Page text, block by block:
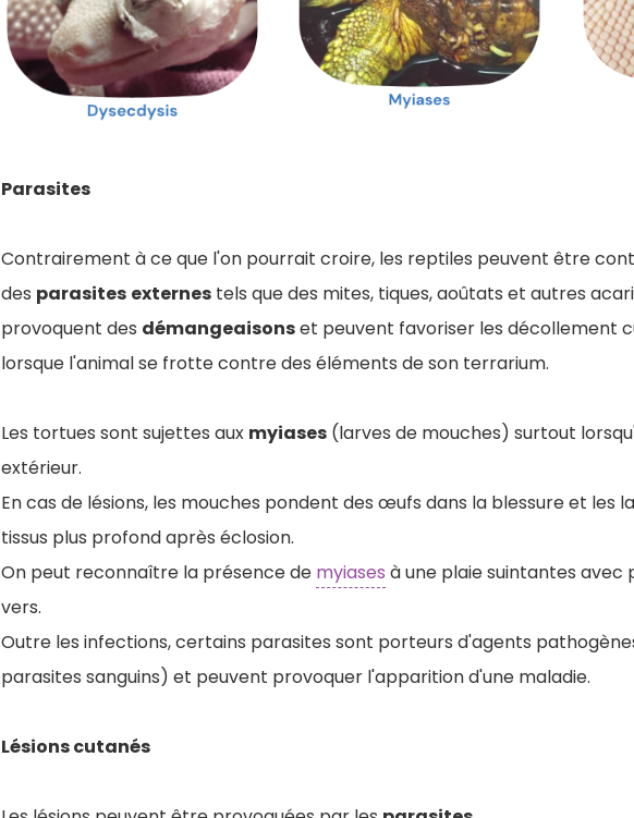
Parasites
Contrairement à ce que l'on pourrait croire, les reptiles peuvent être
des parasites externes tels que des mites, tiques, aoûtats et autres
provoquent des démangeaisonset peuvent favoriser les décollement
lorsque l'animal se frotte contre des éléments de son terrarium.
Les tortues sont sujettes aux myiases (larves de mouches) surtout
extérieur.
En cas de lésions, les mouches pondent des œufs dans la blessure et les
tissus plus profond après éclosion.
On peut reconnaître la présence de myiases à une plaie suintantes avec
vers.
Outre les infections, certains parasites sont porteurs d'agents
parasites sanguins) et peuvent provoquer l'apparition d'une maladie.
Lésions cutanés